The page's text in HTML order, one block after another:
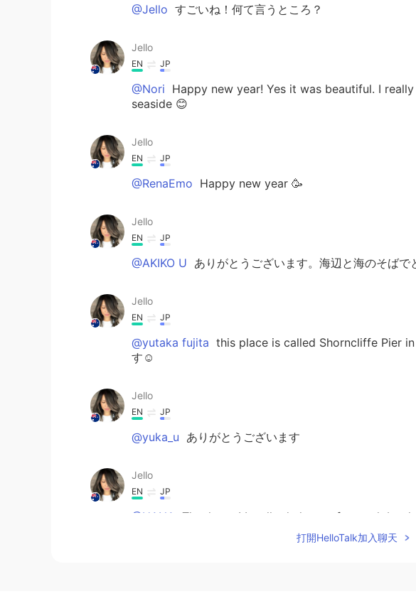
@Jello すごいね！何て言うところ？
Jello
EN JP
@Nori Happy new year! Yes it was beautiful. I
seaside 😊
Jello
EN JP
@RenaEmo Happy new year 🥳
Jello
EN JP
@AKIKO U ありがとうございます。海辺と海のそばで
Jello
EN JP
@yutaka fujita this place is called Shorncliffe Pier in
す☺️
Jello
EN JP
@yuka_u ありがとうございます
Jello
EN JP
@HANA
Thank you! I walked along a footpath by
打開HelloTalk加入聊天